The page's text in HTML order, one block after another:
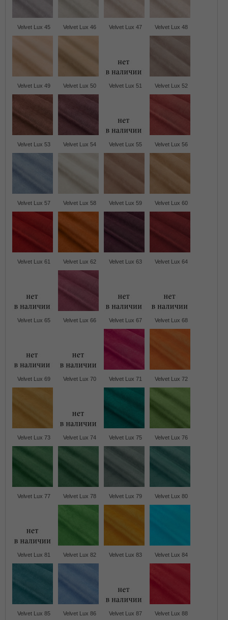
Velvet Lux 45 Velvet Lux 46 Velvet Lux 47 Velvet Lux 48
Velvet Lux 49 Velvet Lux 50 Velvet Lux 51 Velvet Lux 52
Velvet Lux 53 Velvet Lux 54 Velvet Lux 55 Velvet Lux 56
Velvet Lux 57 Velvet Lux 58 Velvet Lux 59 Velvet Lux 60
Velvet Lux 61 Velvet Lux 62 Velvet Lux 63 Velvet Lux 64
Velvet Lux 65 Velvet Lux 66 Velvet Lux 67 Velvet Lux 68
Velvet Lux 69 Velvet Lux 70 Velvet Lux 71 Velvet Lux 72
Velvet Lux 73 Velvet Lux 74 Velvet Lux 75 Velvet Lux 76
Velvet Lux 77 Velvet Lux 78 Velvet Lux 79 Velvet Lux 80
Velvet Lux 81 Velvet Lux 82 Velvet Lux 83 Velvet Lux 84
Velvet Lux 85 Velvet Lux 86 Velvet Lux 87 Velvet Lux 88